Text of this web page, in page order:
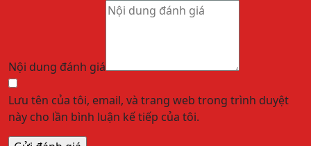
Nội dung đánh giá
Lưu tên của tôi, email, và trang web trong trình duyệt
này cho lần bình luận kế tiếp của tôi.